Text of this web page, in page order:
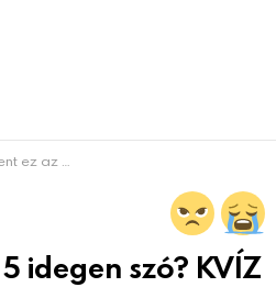
idegen szó? KVÍZ
idegen szó? KVÍZ